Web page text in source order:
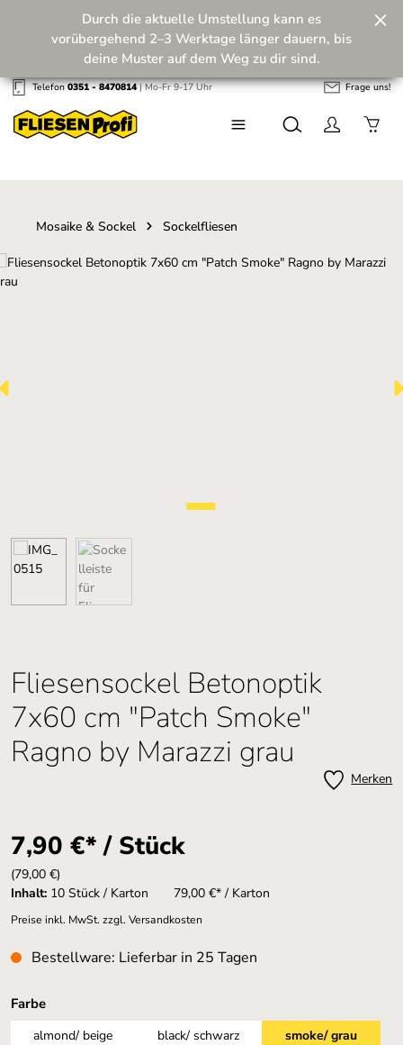
Zum Hauptinhalt springen
Zukunft! 💪
Durch die aktuelle Umstellung kann es
vorübergehend 2–3 Werktage länger dauern, bis
deine Muster auf dem Weg zu dir sind.
Telefon0351 - 8470814| Mo-Fr 9-17 Uhr Frage uns!
Mosaike & Sockel Sockelfliesen
Bildergalerie überspringen
Fliesensockel Betonoptik
7x60 cm "Patch Smoke"
Ragno by Marazzi grau
Merken
7,90 €* / Stück
(79,00 €)
Inhalt: 10 Stück / Karton 79,00 €* / Karton
Preise inkl. MwSt. zzgl. Versandkosten
Bestellware: Lieferbar in 25 Tagen
Farbeauswählen
almond/ beige black/ schwarz
smoke/ grau